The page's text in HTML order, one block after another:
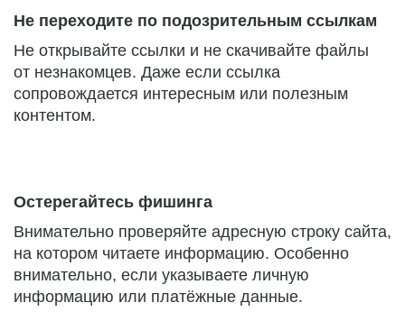
Не переходите по подозрительным ссылкам
Не открывайте ссылки и не скачивайте файлы
от незнакомцев. Даже если ссылка
сопровождается интересным или полезным
контентом.
Остерегайтесь фишинга
Внимательно проверяйте адресную строку сайта,
на котором читаете информацию. Особенно
внимательно, если указываете личную
информацию или платёжные данные.